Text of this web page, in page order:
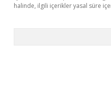
halinde, ilgili içerikler yasal süre